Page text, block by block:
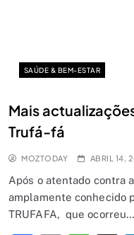
SAÚDE & BEM-ESTAR
Mais
Trufá-fá
MOZTODAY ABRIL 14,
Após o atentado contra
amplamente conhecido
TRUFAFA, que ocorreu…
Além
O play-
1xBet
quartos
DESPORTO